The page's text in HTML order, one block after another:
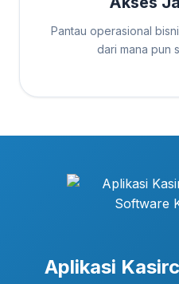
Pantau operasional
dari mana pun
Aplikasi